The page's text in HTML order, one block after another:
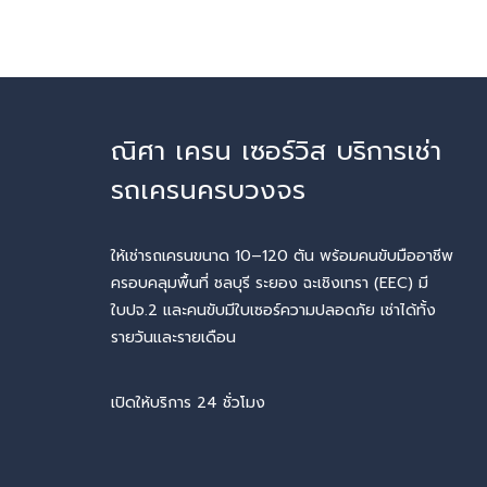
ณิศา เครน เซอร์วิส บริการเช่า
รถเครนครบวงจร
ให้เช่ารถเครนขนาด 10–120 ตัน พร้อมคนขับมืออาชีพ
ครอบคลุมพื้นที่ ชลบุรี ระยอง ฉะเชิงเทรา (EEC) มี
ใบปจ.2 และคนขับมีใบเซอร์ความปลอดภัย เช่าได้ทั้ง
รายวันและรายเดือน
เปิดให้บริการ 24 ชั่วโมง